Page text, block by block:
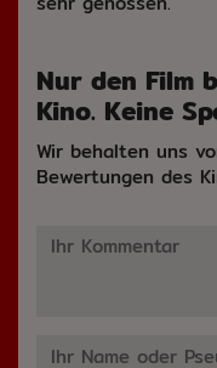
Nur den Film
Kino. Keine
Wir behalten uns
Bewertungen des